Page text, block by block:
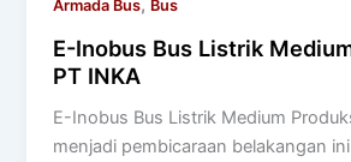
Armada Bus, Bus
E-Inobus Bus Listrik
PT INKA
E-Inobus Bus Listrik Medium
menjadi pembicaraan belakangan